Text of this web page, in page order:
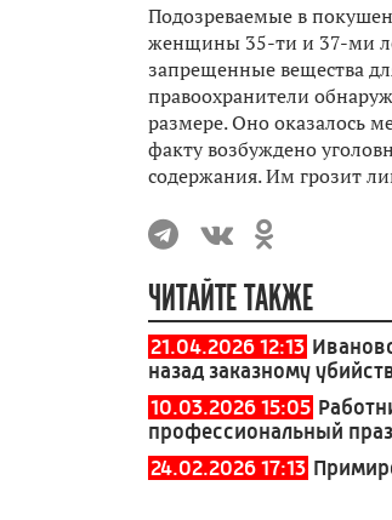
Подозреваемые в
женщины 35-ти и 37-ми
запрещенные вещества
правоохранители
размере. Оно оказалось
факту возбуждено
содержания. Им грозит
ЧИТАЙТЕ ТАКЖЕ
21.04.2026 12:13
назад заказному
10.03.2026 15:05
профессиональный
24.02.2026 17:13